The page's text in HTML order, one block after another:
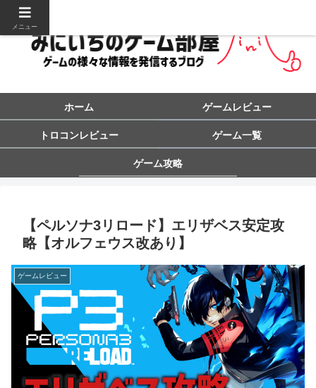
ホーム ゲームレビュー
トロコンレビュー ゲーム一覧
ゲーム攻略
【ペルソナ3リロード】エリザベス安定攻
略【オルフェウス改あり】
ゲームレビュー
メニュー